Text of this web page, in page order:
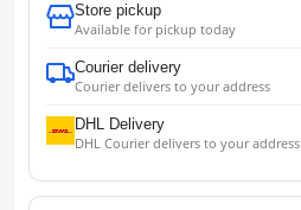
Store pickup
Available for pickup today
Courier delivery
Courier delivers to your address
DHL Delivery
DHL Courier delivers to your address